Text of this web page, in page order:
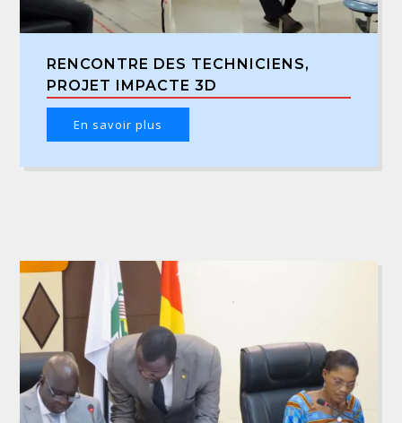
RENCONTRE DES TECHNICIENS,
PROJET IMPACTE 3D
En savoir plus